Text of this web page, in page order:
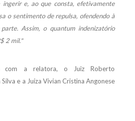
ingerir e, ao que consta, efetivamente
o sentimento de repulsa, ofendendo à
Assim, o quantum indenizatório
2 mil."
com a relatora, o Juiz Roberto
e a Juíza Vivian Cristina Angonese